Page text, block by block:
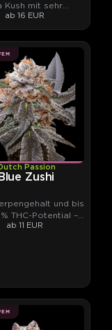
Kush mit sehr
Terpenen
ab 16 EUR
Passion
Blue Zushi
und bis
THC-Potential –
unabhängigen
ab 11 EUR